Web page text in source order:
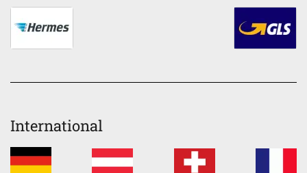
International